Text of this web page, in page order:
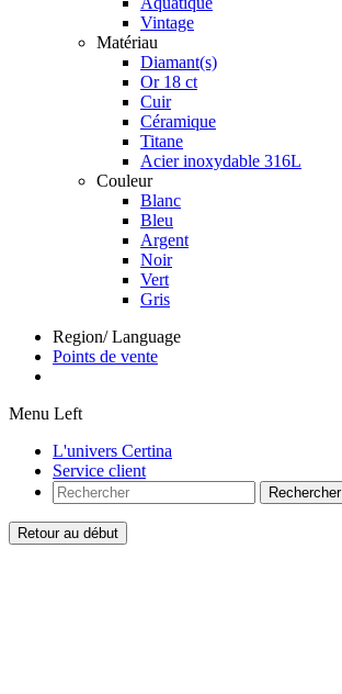
Vintage
Matériau
Diamant(s)
Or 18 ct
Cuir
Céramique
Titane
Acier inoxydable 316L
Couleur
Blanc
Bleu
Argent
Noir
Vert
Gris
Region/ Language
Points de vente
Menu Left
L'univers Certina
Service client
Rechercher
Retour au début